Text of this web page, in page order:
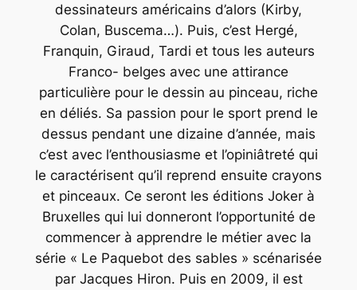
dessinateurs américains d’alors (Kirby,
Colan, Buscema…). Puis, c’est Hergé,
Franquin, Giraud, Tardi et tous les auteurs
Franco- belges avec une attirance
particulière pour le dessin au pinceau, riche
en déliés. Sa passion pour le sport prend le
dessus pendant une dizaine d’année, mais
c’est avec l’enthousiasme et l’opiniâtreté qui
le caractérisent qu’il reprend ensuite crayons
et pinceaux. Ce seront les éditions Joker à
Bruxelles qui lui donneront l’opportunité de
commencer à apprendre le métier avec la
série « Le Paquebot des sables » scénarisée
par Jacques Hiron. Puis en 2009, il est